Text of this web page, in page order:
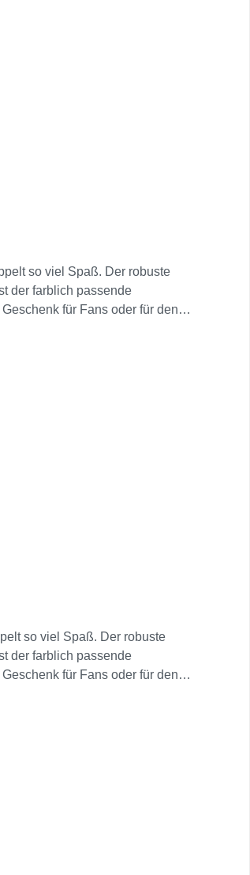
so viel Spaß. Der robuste
der farblich passende
für Fans oder für den
so viel Spaß. Der robuste
der farblich passende
für Fans oder für den